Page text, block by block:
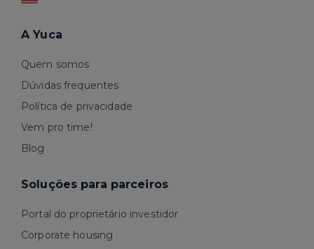
A Yuca
Quem somos
Dúvidas frequentes
Política de privacidade
Vem pro time!
Blog
Soluções para parceiros
Portal do proprietário investidor
Corporate housing